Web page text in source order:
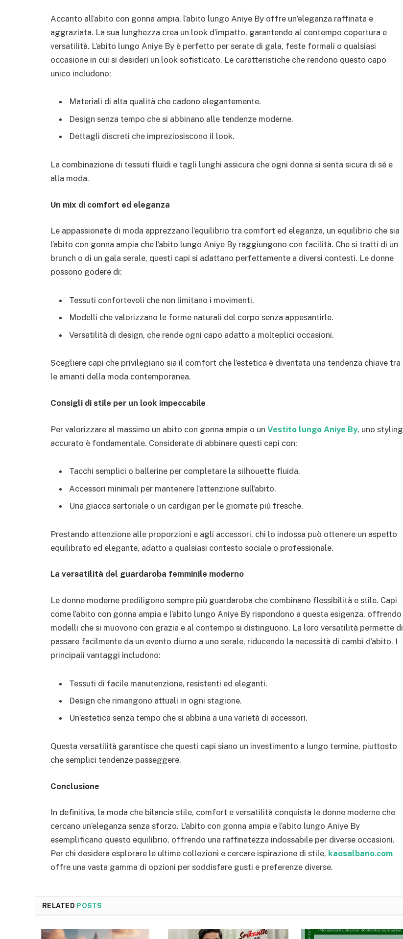
Accanto all’abito con gonna ampia, l’abito lungo Aniye By offre un’eleganza raffinata e
aggraziata. La sua lunghezza crea un look d’impatto, garantendo al contempo copertura e
versatilità. L’abito lungo Aniye By è perfetto per serate di gala, feste formali o qualsiasi
occasione in cui si desideri un look sofisticato. Le caratteristiche che rendono questo capo
unico includono:
Materiali di alta qualità che cadono elegantemente.
Design senza tempo che si abbinano alle tendenze moderne.
Dettagli discreti che impreziosiscono il look.
La combinazione di tessuti fluidi e tagli lunghi assicura che ogni donna si senta sicura di sé e
alla moda.
Un mix di comfort ed eleganza
Le appassionate di moda apprezzano l’equilibrio tra comfort ed eleganza, un equilibrio che sia
l’abito con gonna ampia che l’abito lungo Aniye By raggiungono con facilità. Che si tratti di un
brunch o di un gala serale, questi capi si adattano perfettamente a diversi contesti. Le donne
possono godere di:
Tessuti confortevoli che non limitano i movimenti.
Modelli che valorizzano le forme naturali del corpo senza appesantirle.
Versatilità di design, che rende ogni capo adatto a molteplici occasioni.
Scegliere capi che privilegiano sia il comfort che l’estetica è diventata una tendenza chiave tra
le amanti della moda contemporanea.
Consigli di stile per un look impeccabile
Per valorizzare al massimo un abito con gonna ampia o un Vestito lungo Aniye By, uno styling
accurato è fondamentale. Considerate di abbinare questi capi con:
Tacchi semplici o ballerine per completare la silhouette fluida.
Accessori minimali per mantenere l’attenzione sull’abito.
Una giacca sartoriale o un cardigan per le giornate più fresche.
Prestando attenzione alle proporzioni e agli accessori, chi lo indossa può ottenere un aspetto
equilibrato ed elegante, adatto a qualsiasi contesto sociale o professionale.
La versatilità del guardaroba femminile moderno
Le donne moderne prediligono sempre più guardaroba che combinano flessibilità e stile. Capi
come l’abito con gonna ampia e l’abito lungo Aniye By rispondono a questa esigenza, offrendo
modelli che si muovono con grazia e al contempo si distinguono. La loro versatilità permette di
passare facilmente da un evento diurno a uno serale, riducendo la necessità di cambi d’abito. I
principali vantaggi includono:
Tessuti di facile manutenzione, resistenti ed eleganti.
Design che rimangono attuali in ogni stagione.
Un’estetica senza tempo che si abbina a una varietà di accessori.
Questa versatilità garantisce che questi capi siano un investimento a lungo termine, piuttosto
che semplici tendenze passeggere.
Conclusione
In definitiva, la moda che bilancia stile, comfort e versatilità conquista le donne moderne che
cercano un’eleganza senza sforzo. L’abito con gonna ampia e l’abito lungo Aniye By
esemplificano questo equilibrio, offrendo una raffinatezza indossabile per diverse occasioni.
Per chi desidera esplorare le ultime collezioni e cercare ispirazione di stile, kaosalbano.com
offre una vasta gamma di opzioni per soddisfare gusti e preferenze diverse.
RELATED POSTS